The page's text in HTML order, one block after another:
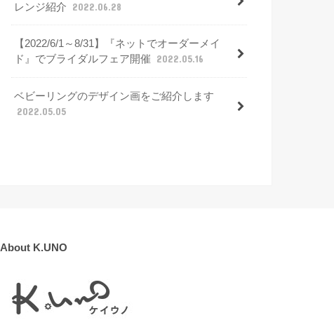
レンジ紹介
2022.06.28
【2022/6/1～8/31】『ネットでオーダーメイ
ド』でブライダルフェア開催
2022.05.16
ベビーリングのデザイン画をご紹介します
2022.05.05
About K.UNO